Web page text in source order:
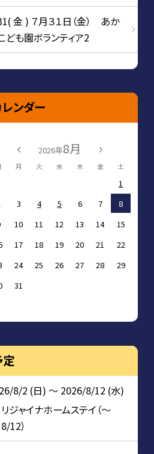
金 ) ７月３１日（金） あか
ども園ボランティア2
ンダー
2026年8月
月 火 水 木 金 土
1
3 4 5 6 7
8
10 11 12 13 14
15
17 18 19 20 21
22
24 25 26 27 28
29
31
8/2 (日) ～ 2026/8/12 (水)
リジャイナホームステイ（～
8/12）